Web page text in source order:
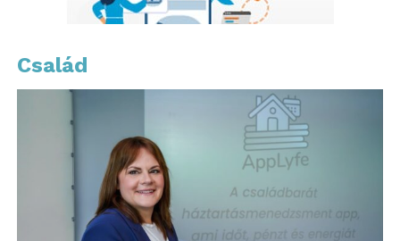
első tanéve.
„Ma – immáron harmadik
éve – 5 000 fölött
vagyunk már.
Előreláthatóan idén pedig
minden rekordot
megdöntünk a mintegy 5
Család